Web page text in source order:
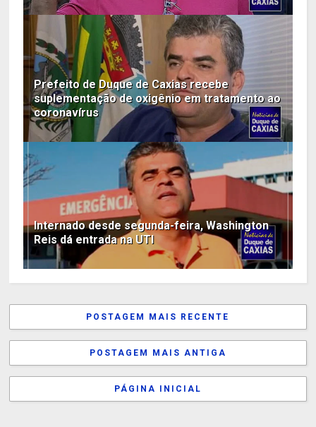
Prefeito de Duque de Caxias recebe
suplementação de oxigênio em tratamento ao
coronavírus
Internado desde segunda-feira, Washington
Reis dá entrada na UTI
POSTAGEM MAIS RECENTE
POSTAGEM MAIS ANTIGA
PÁGINA INICIAL